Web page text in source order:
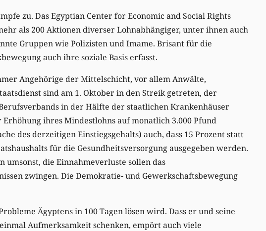
zu. Das Egyptian Center for Economic and Social Rights
als 200 Aktionen diverser Lohnabhängiger, unter ihnen auch
Gruppen wie Polizisten und Imame. Brisant für die
auch ihre soziale Basis erfasst.
Angehörige der Mittelschicht, vor allem Anwälte,
sind am 1. Oktober in den Streik getreten, der
in der Hälfte der staatlichen Krankenhäuser
ihres Mindestlohns auf monatlich 3.000 Pfund
des derzeitigen Einstiegsgehalts) auch, dass 15 Prozent statt
für die Gesundheitsversorgung ausgegeben werden.
die Einnahmeverluste sollen das
zwingen. Die Demokratie- und Gewerkschaftsbewegung
Ägyptens in 100 Tagen lösen wird. Dass er und seine
Aufmerksamkeit schenken, empört auch viele